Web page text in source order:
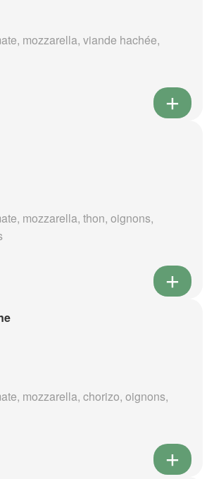
mozzarella, viande hachée,
mozzarella, thon, oignons,
mozzarella, chorizo, oignons,